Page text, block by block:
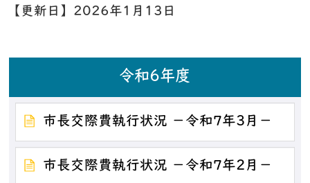
【更新日】 2026年1月13日
令和6年度
市長交際費執行状況 －令和7年3月－
市長交際費執行状況 －令和7年2月－